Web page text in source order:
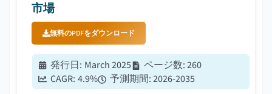
市場
無料のPDFをダウンロード
発行日: March 2025 ページ数:260
CAGR: 4.9% 予測期間:2026-2035